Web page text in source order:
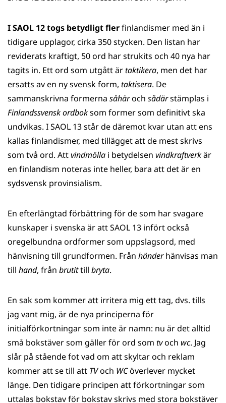
I SAOL 12 togs betydligt flerfinlandismer med än i
tidigare upplagor, cirka 350 stycken. Den listan har
reviderats kraftigt, 50 ord har strukits och 40 nya har
tagits in. Ett ord som utgått ärtaktikera, men det har
ersatts av en ny svensk form, taktisera. De
sammanskrivna formerna såhäroch sådärstämplas i
Finlandssvensk ordboksom former som definitivt ska
undvikas. I SAOL 13 står de däremot kvar utan att ens
kallas finlandismer, med tillägget att de mest skrivs
som två ord. Attvindmölla i betydelsen vindkraftverkär
en finlandism noteras inte heller, bara att det är en
sydsvensk provinsialism.
En efterlängtad förbättring för de som har svagare
kunskaper i svenska är att SAOL 13 infört också
oregelbundna ordformer som uppslagsord, med
hänvisning till grundformen. Från händerhänvisas man
till hand, från brutittill bryta.
En sak som kommer att irritera mig ett tag, dvs. tills
jag vant mig, är de nya principerna för
initialförkortningar som inte är namn: nu är det alltid
små bokstäver som gäller för ord som tvoch wc. Jag
slår på stående fot vad om att skyltar och reklam
kommer att se till att TVoch WCöverlever mycket
länge. Den tidigare principen att förkortningar som
uttalas bokstav för bokstav skrivs med stora bokstäver